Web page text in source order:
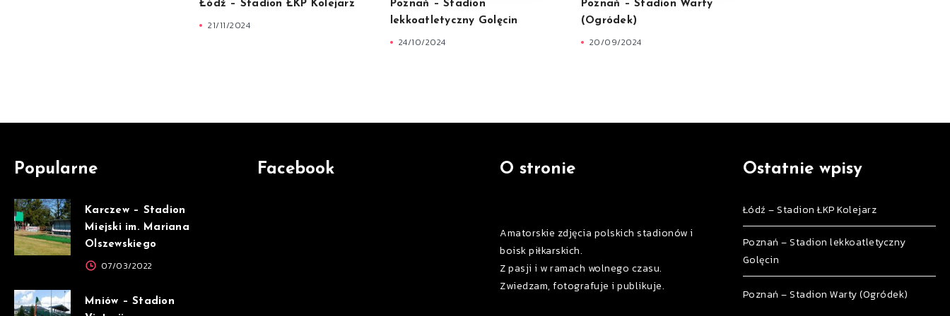
Łódź – Stadion ŁKP Kolejarz
21/11/2024
Poznań – Stadion
lekkoatletyczny Golęcin
24/10/2024
Poznań – Stadion Warty
(Ogródek)
20/09/2024
Popularne
Karczew – Stadion
Miejski im. Mariana
Olszewskiego
07/03/2022
Mniów – Stadion
Facebook O stronie
Amatorskie zdjęcia polskich stadionów i
boisk piłkarskich.
Z pasji i w ramach wolnego czasu.
Zwiedzam, fotografuje i publikuje.
Ostatnie wpisy
Łódź – Stadion ŁKP Kolejarz
Poznań – Stadion lekkoatletyczny
Golęcin
Poznań – Stadion Warty (Ogródek)